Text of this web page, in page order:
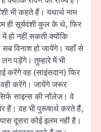
भी कहते हैं। यथार्थ नाम
ही सूर्यवंशी कुल के थे, फिर
हो नहीं सकती क्योंकि
सब विनाश हो जायेंगे। यहाँ से
पड़ेंगे। तुम्हारे में भी
करेंगे वह (साइंसदान) फिर
करेंगे। जायेंगे जरूर
साइन्स की नॉलेज। वे
वह भी पुरूषार्थ करते हैं,
दूसरा कोई इलम नहीं है।